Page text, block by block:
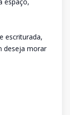
escriturada,
deseja morar